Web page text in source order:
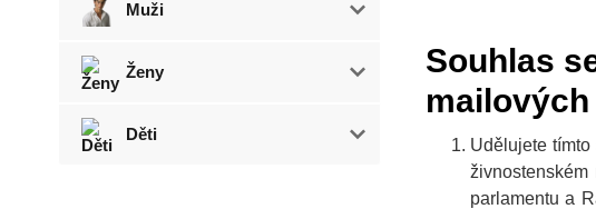
Muži
Ženy
Děti
Souhlas
Udělujete
parlamentu a